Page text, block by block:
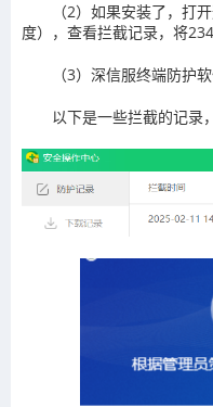
（2）如果安装了，打
度），查看拦截记录，将
（3）深信服终端防护
以下是一些拦截的记录